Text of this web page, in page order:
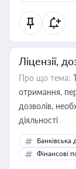
Ліцензії,
Про що тема:
отримання,
дозволів,
діяльності
Банківська
Фінансові